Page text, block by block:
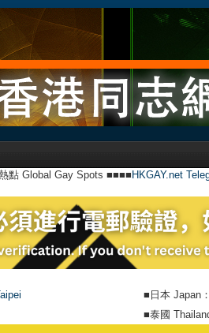
點 Global Gay Spots ■■■■ HKGAY.net
■日本 Japan：
■泰國